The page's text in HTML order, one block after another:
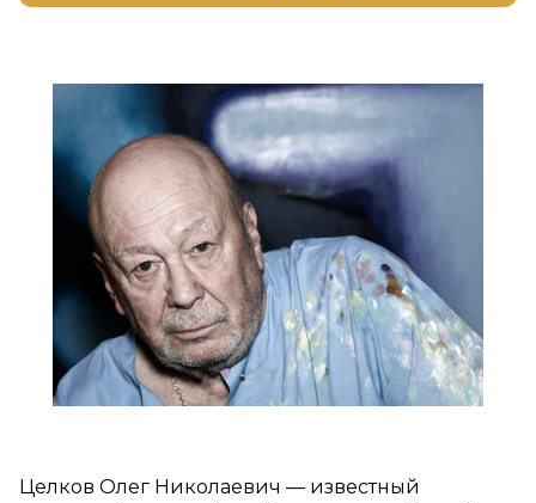
Целков Олег Николаевич — известный